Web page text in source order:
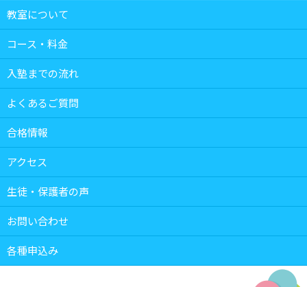
教室について
コース・料金
入塾までの流れ
よくあるご質問
合格情報
アクセス
生徒・保護者の声
お問い合わせ
各種申込み